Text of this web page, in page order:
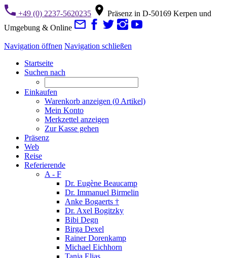
+49 (0) 2237-5620235
Präsenz in D-50169 Kerpen und
Umgebung & Online
Navigation öffnen Navigation schließen
Startseite
Suchen nach
Einkaufen
Warenkorb anzeigen (0 Artikel)
Mein Konto
Merkzettel anzeigen
Zur Kasse gehen
Präsenz
Web
Reise
Referierende
A - F
Dr. Eugène Beaucamp
Dr. Immanuel Birmelin
Anke Bogaerts †
Dr. Axel Bogitzky
Bibi Degn
Birga Dexel
Rainer Dorenkamp
Michael Eichhorn
Tanja Elias